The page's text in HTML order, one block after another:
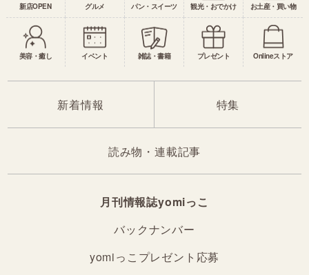
新店OPEN グルメ パン・スイーツ 観光・おでかけ お土産・買い物
美容・癒し イベント 雑誌・書籍 プレゼント Onlineストア
新着情報 特集
読み物・連載記事
月刊情報誌yomiっこ
バックナンバー
yomiっこプレゼント応募